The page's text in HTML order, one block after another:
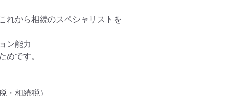
から相続のスペシャリストを
ン能力
です。
・相続税）